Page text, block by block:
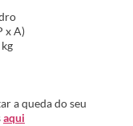
x A)
a queda do seu
aqui